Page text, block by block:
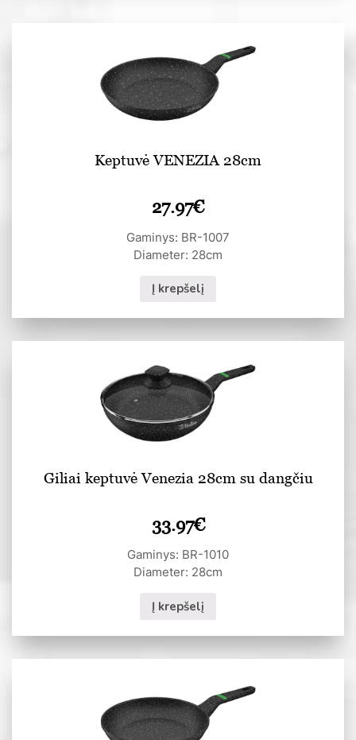
Keptuvė VENEZIA 28cm
27.97€
Gaminys: BR-1007
Diameter: 28cm
Į krepšelį
Giliai keptuvė Venezia 28cm su dangčiu
33.97€
Gaminys: BR-1010
Diameter: 28cm
Į krepšelį